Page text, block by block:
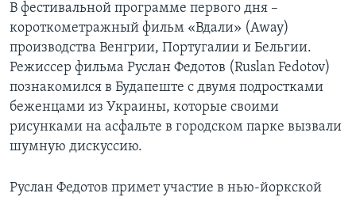
В фестивальной программе первого дня –
короткометражный фильм «Вдали» (Away)
производства Венгрии, Португалии и Бельгии.
Режиссер фильма Руслан Федотов (Ruslan Fedotov)
познакомился в Будапеште с двумя подростками
беженцами из Украины, которые своими
рисунками на асфальте в городском парке вызвали
шумную дискуссию.
Руслан Федотов примет участие в нью-йоркской